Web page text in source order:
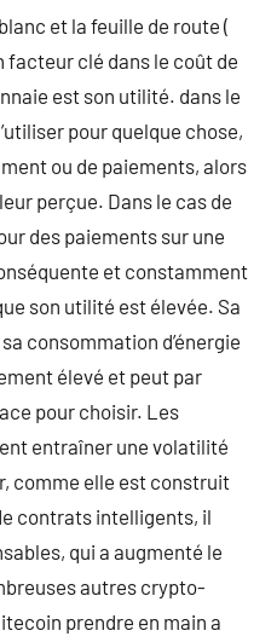
et la feuille de route (
facteur clé dans le coût de
est son utilité. dans le
pour quelque chose,
ou de paiements, alors
perçue. Dans le cas de
des paiements sur une
et constamment
son utilité est élevée. Sa
consommation d’énergie
élevé et peut par
pour choisir. Les
entraîner une volatilité
comme elle est construit
contrats intelligents, il
qui a augmenté le
autres crypto-
prendre en main a